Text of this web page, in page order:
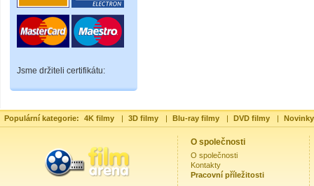
Jsme držiteli certifikátu:
Populární kategorie: 4K filmy | 3D filmy | Blu-ray filmy | DVD filmy |
O společnosti
O společnosti
Kontakty
Pracovní příležitosti